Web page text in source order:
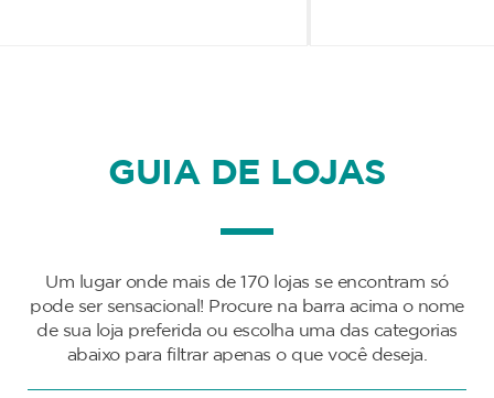
GUIA DE LOJAS
Um lugar onde mais de 170 lojas se encontram só
pode ser sensacional! Procure na barra acima o nome
de sua loja preferida ou escolha uma das categorias
abaixo para filtrar apenas o que você deseja.